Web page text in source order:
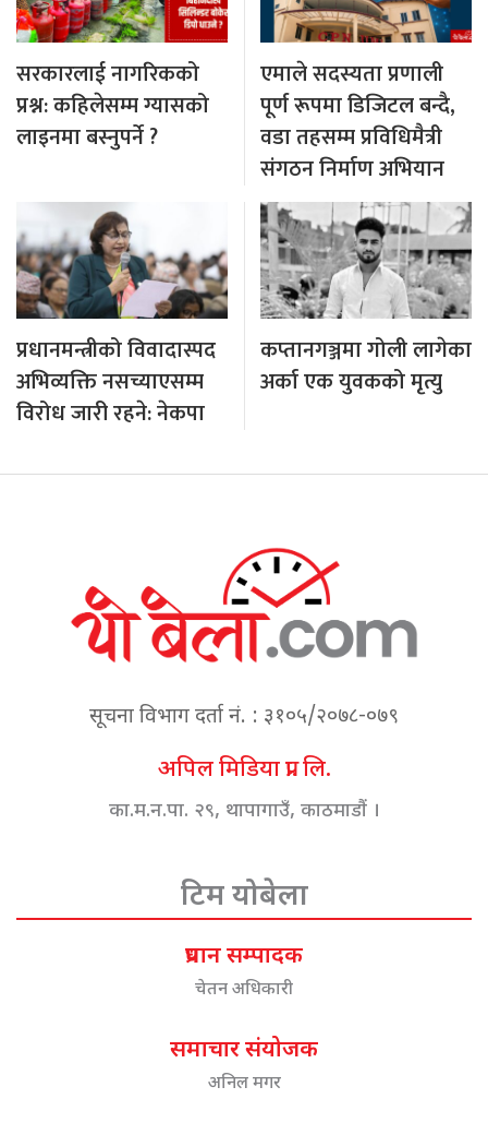
सरकारलाई नागरिकको
प्रश्न: कहिलेसम्म ग्यासको
लाइनमा बस्नुपर्ने ?
एमाले सदस्यता प्रणाली
पूर्ण रूपमा डिजिटल बन्दै,
वडा तहसम्म प्रविधिमैत्री
संगठन निर्माण अभियान
प्रधानमन्त्रीको विवादास्पद
अभिव्यक्ति नसच्याएसम्म
विरोध जारी रहने: नेकपा
कप्तानगञ्जमा गोली लागेका
अर्का एक युवकको मृत्यु
सूचना विभाग दर्ता नं. : ३१०५/२०७८-०७९
अपिल मिडिया प्रा. लि.
का.म.न.पा. २९, थापागाउँ, काठमाडौं ।
टिम योबेला
प्रधान सम्पादक
चेतन अधिकारी
समाचार संयोजक
अनिल मगर